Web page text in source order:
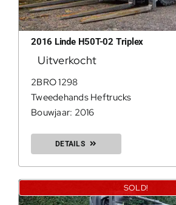
2016 Linde H50T-02 Triplex
Uitverkocht
2BRO 1298
Tweedehands Heftrucks
Bouwjaar: 2016
DETAILS
SOLD!